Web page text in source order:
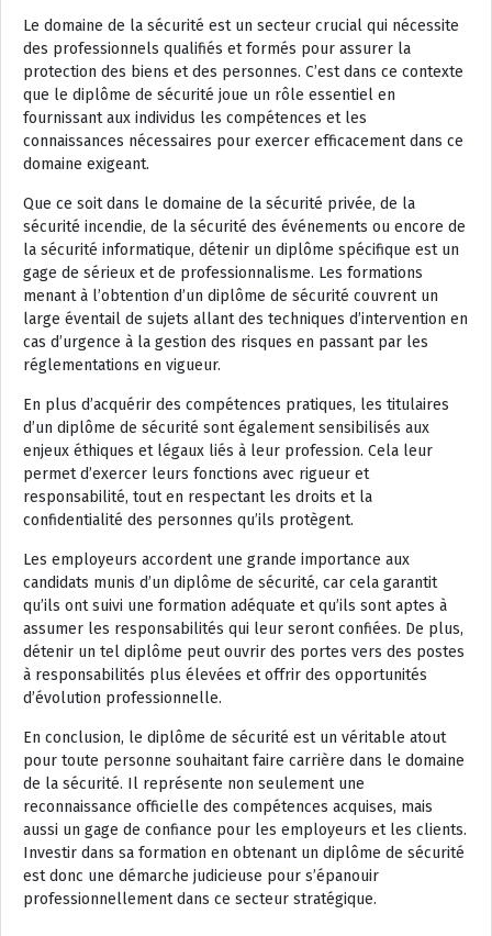
Le domaine de la sécurité est un secteur crucial qui nécessite
des professionnels qualifiés et formés pour assurer la
protection des biens et des personnes. C’est dans ce contexte
que le diplôme de sécurité joue un rôle essentiel en
fournissant aux individus les compétences et les
connaissances nécessaires pour exercer efficacement dans ce
domaine exigeant.
Que ce soit dans le domaine de la sécurité privée, de la
sécurité incendie, de la sécurité des événements ou encore de
la sécurité informatique, détenir un diplôme spécifique est un
gage de sérieux et de professionnalisme. Les formations
menant à l’obtention d’un diplôme de sécurité couvrent un
large éventail de sujets allant des techniques d’intervention en
cas d’urgence à la gestion des risques en passant par les
réglementations en vigueur.
En plus d’acquérir des compétences pratiques, les titulaires
d’un diplôme de sécurité sont également sensibilisés aux
enjeux éthiques et légaux liés à leur profession. Cela leur
permet d’exercer leurs fonctions avec rigueur et
responsabilité, tout en respectant les droits et la
confidentialité des personnes qu’ils protègent.
Les employeurs accordent une grande importance aux
candidats munis d’un diplôme de sécurité, car cela garantit
qu’ils ont suivi une formation adéquate et qu’ils sont aptes à
assumer les responsabilités qui leur seront confiées. De plus,
détenir un tel diplôme peut ouvrir des portes vers des postes
à responsabilités plus élevées et offrir des opportunités
d’évolution professionnelle.
En conclusion, le diplôme de sécurité est un véritable atout
pour toute personne souhaitant faire carrière dans le domaine
de la sécurité. Il représente non seulement une
reconnaissance officielle des compétences acquises, mais
aussi un gage de confiance pour les employeurs et les clients.
Investir dans sa formation en obtenant un diplôme de sécurité
est donc une démarche judicieuse pour s’épanouir
professionnellement dans ce secteur stratégique.